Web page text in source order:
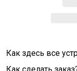
Как здесь все